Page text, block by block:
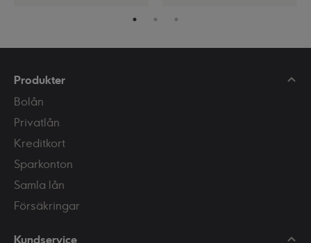
Produkter
Bolån
Privatlån
Kreditkort
Sparkonton
Samla lån
Försäkringar
Kundservice